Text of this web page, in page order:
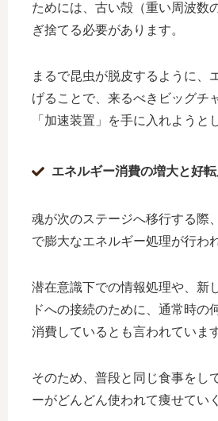
ためには、古い殻（重い周波数
ぎ捨てる必要があります。
まるで昆虫が脱皮するように、
げることで、来るべきビッグチ
「加速装置」を手に入れようと
エネルギー消費の増大と好
魂が次のステージへ移行する際
で膨大なエネルギー処理が行わ
潜在意識下での情報処理や、新
ドへの接続のために、通常時の
消費しているとも言われています
そのため、普段と同じ食事をし
ーがどんどん使われて痩せてい